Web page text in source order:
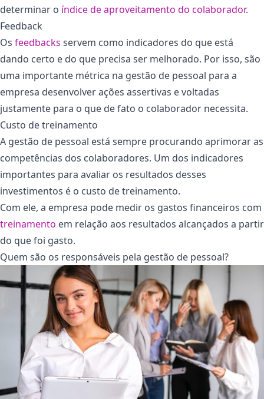
determinar o índice de aproveitamento do colaborador.
Feedback
Os feedbacks servem como indicadores do que está
dando certo e do que precisa ser melhorado. Por isso, são
uma importante métrica na gestão de pessoal para a
empresa desenvolver ações assertivas e voltadas
justamente para o que de fato o colaborador necessita.
Custo de treinamento
A gestão de pessoal está sempre procurando aprimorar as
competências dos colaboradores. Um dos indicadores
importantes para avaliar os resultados desses
investimentos é o custo de treinamento.
Com ele, a empresa pode medir os gastos financeiros com
treinamento em relação aos resultados alcançados a partir
do que foi gasto.
Quem são os responsáveis pela gestão de pessoal?